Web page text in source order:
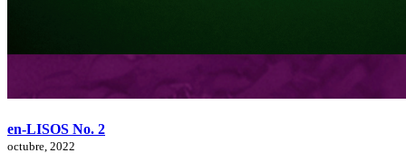
en-LISOS No. 2
octubre, 2022